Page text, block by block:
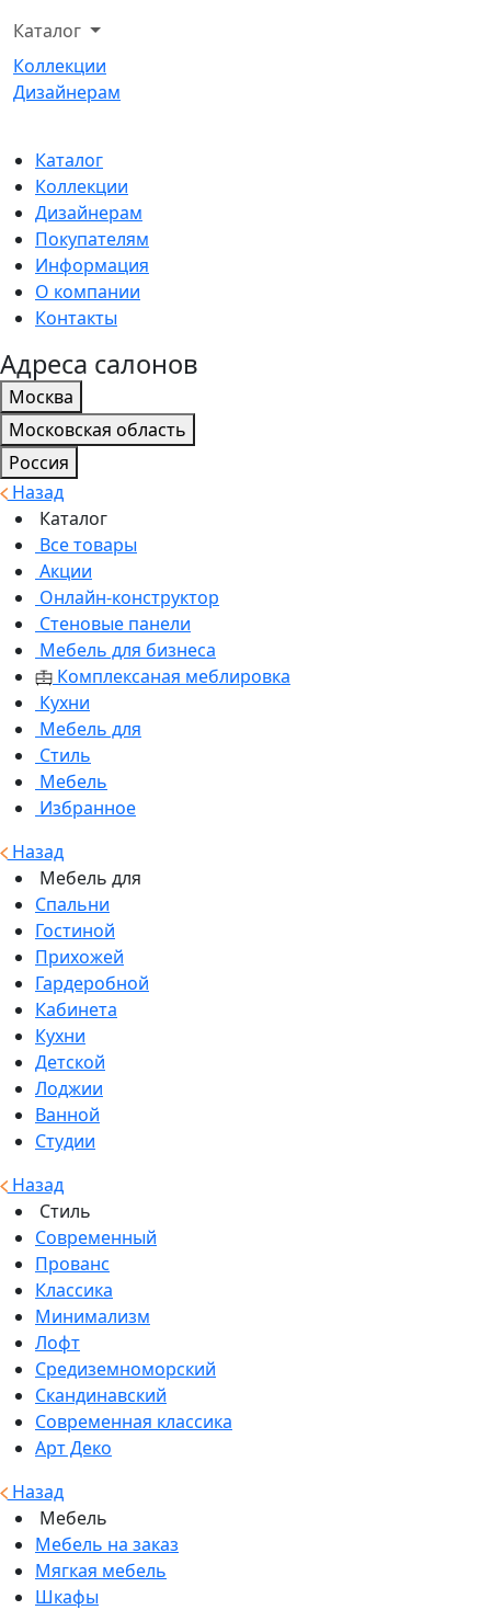
Каталог
Коллекции
Дизайнерам
Каталог
Коллекции
Дизайнерам
Покупателям
Информация
О компании
Контакты
Адреса салонов
Москва
Московская область
Россия
Назад
Каталог
Все товары
Акции
Онлайн-конструктор
Стеновые панели
Мебель для бизнеса
Комплексаная меблировка
Кухни
Мебель для
Стиль
Мебель
Избранное
Назад
Мебель для
Спальни
Гостиной
Прихожей
Гардеробной
Кабинета
Кухни
Детской
Лоджии
Ванной
Студии
Назад
Стиль
Современный
Прованс
Классика
Минимализм
Лофт
Средиземноморский
Скандинавский
Современная классика
Арт Деко
Назад
Мебель
Мебель на заказ
Мягкая мебель
Шкафы